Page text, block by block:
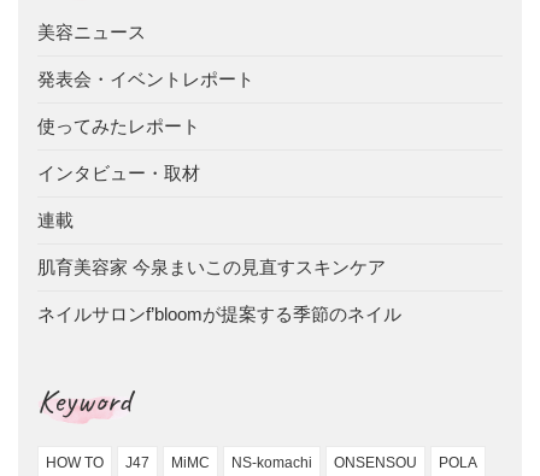
美容ニュース
発表会・イベントレポート
使ってみたレポート
インタビュー・取材
連載
肌育美容家 今泉まいこの見直すスキンケア
ネイルサロンf’bloomが提案する季節のネイル
Keyword
HOW TO J47 MiMC NS-komachi ONSENSOU POLA